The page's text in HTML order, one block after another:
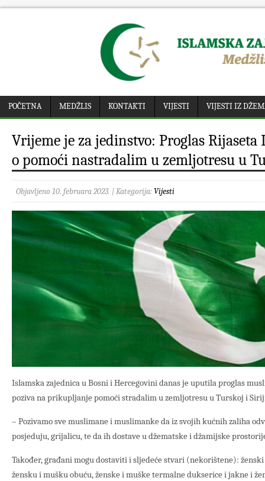
POČETNA MEDŽLIS KONTAKTI VIJESTI VIJESTI IZ
Vrijeme je za jedinstvo: Proglas Rijaseta
o pomoći nastradalim u zemljotresu u
Objavljeno 10. februara 2023. | Kategorija: Vijesti
Islamska zajednica u Bosni i Hercegovini danas je uputila proglas
poziva na prikupljanje pomoći stradalim u zemljotresu u Turskoj i
– Pozivamo sve muslimane i muslimanke da iz svojih kućnih zaliha
posjeduju, grijalicu, te da ih dostave u džematske i džamijske
Također, građani mogu dostaviti i sljedeće stvari (nekorištene):
žensku i mušku obuću, ženske i muške termalne dukserice i jakne i